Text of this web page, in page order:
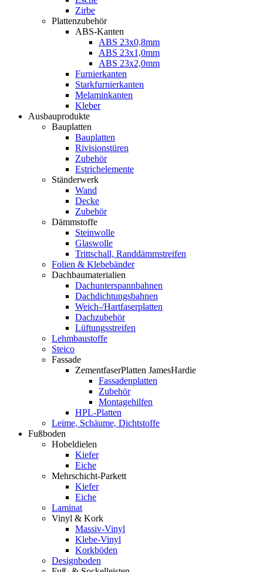
Zirbe
Plattenzubehör
ABS-Kanten
ABS 23x0,8mm
ABS 23x1,0mm
ABS 23x2,0mm
Furnierkanten
Starkfurnierkanten
Melaminkanten
Kleber
Ausbauprodukte
Bauplatten
Bauplatten
Rivisionstüren
Zubehör
Estrichelemente
Ständerwerk
Wand
Decke
Zubehör
Dämmstoffe
Steinwolle
Glaswolle
Trittschall, Randdämmstreifen
Folien & Klebebänder
Dachbaumaterialien
Dachunterspannbahnen
Dachdichtungsbahnen
Weich-/Hartfaserplatten
Dachzubehör
Lüftungsstreifen
Lehmbaustoffe
Steico
Fassade
ZementfaserPlatten JamesHardie
Fassadenplatten
Zubehör
Montagehilfen
HPL-Platten
Leime, Schäume, Dichtstoffe
Fußboden
Hobeldielen
Kiefer
Eiche
Mehrschicht-Parkett
Kiefer
Eiche
Laminat
Vinyl & Kork
Massiv-Vinyl
Klebe-Vinyl
Korkböden
Designboden